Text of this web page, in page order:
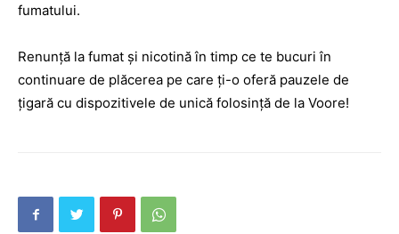
fumatului.
Renunță la fumat și nicotină în timp ce te bucuri în
continuare de plăcerea pe care ți-o oferă pauzele de
țigară cu dispozitivele de unică folosință de la Voore!